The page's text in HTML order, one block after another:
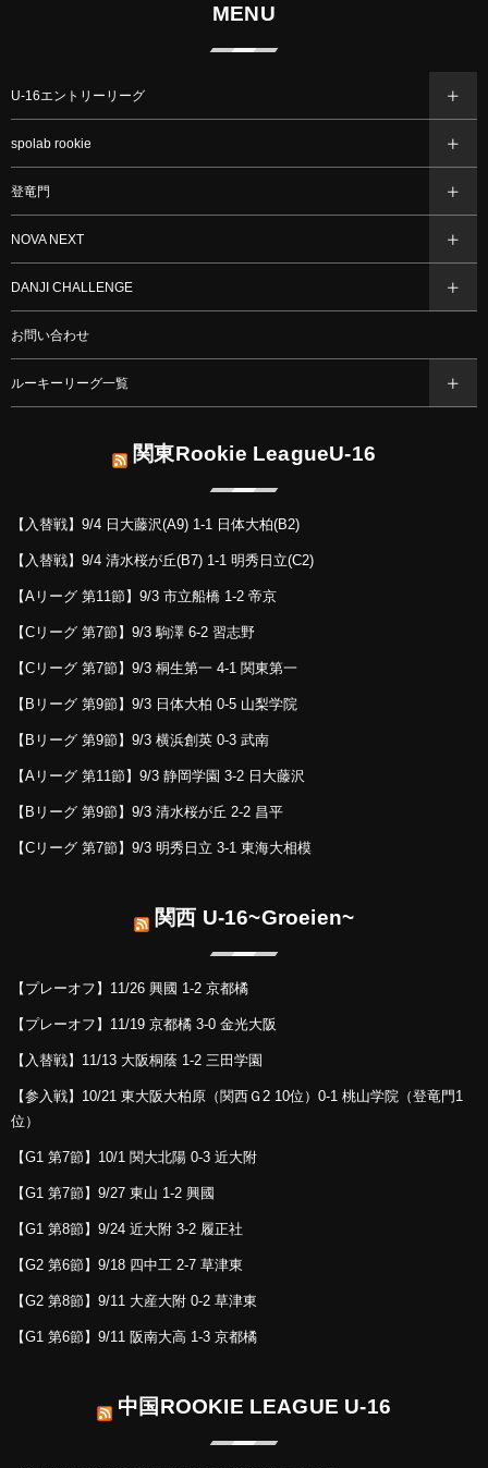
MENU
U-16エントリーリーグ
spolab rookie
登竜門
NOVA NEXT
DANJI CHALLENGE
お問い合わせ
ルーキーリーグ一覧
関東Rookie LeagueU-16
【入替戦】9/4 日大藤沢(A9) 1-1 日体大柏(B2)
【入替戦】9/4 清水桜が丘(B7) 1-1 明秀日立(C2)
【Aリーグ 第11節】9/3 市立船橋 1-2 帝京
【Cリーグ 第7節】9/3 駒澤 6-2 習志野
【Cリーグ 第7節】9/3 桐生第一 4-1 関東第一
【Bリーグ 第9節】9/3 日体大柏 0-5 山梨学院
【Bリーグ 第9節】9/3 横浜創英 0-3 武南
【Aリーグ 第11節】9/3 静岡学園 3-2 日大藤沢
【Bリーグ 第9節】9/3 清水桜が丘 2-2 昌平
【Cリーグ 第7節】9/3 明秀日立 3-1 東海大相模
関西 U-16~Groeien~
【プレーオフ】11/26 興國 1-2 京都橘
【プレーオフ】11/19 京都橘 3-0 金光大阪
【入替戦】11/13 大阪桐蔭 1-2 三田学園
【参入戦】10/21 東大阪大柏原（関西Ｇ2 10位）0-1 桃山学院（登竜門1
位）
【G1 第7節】10/1 関大北陽 0-3 近大附
【G1 第7節】9/27 東山 1-2 興國
【G1 第8節】9/24 近大附 3-2 履正社
【G2 第6節】9/18 四中工 2-7 草津東
【G2 第8節】9/11 大産大附 0-2 草津東
【G1 第6節】9/11 阪南大高 1-3 京都橘
中国ROOKIE LEAGUE U-16